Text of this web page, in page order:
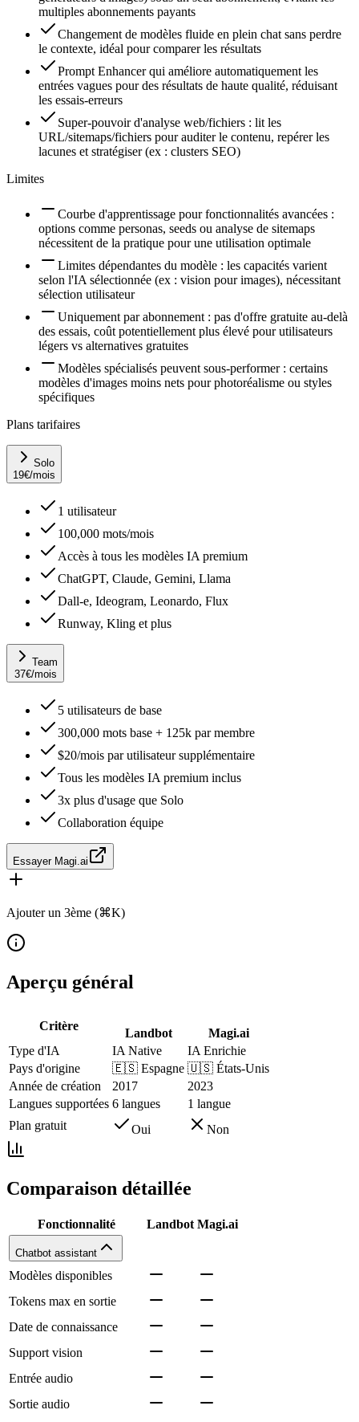
multiples abonnements payants
Changement de modèles fluide en plein chat sans perdre
le contexte, idéal pour comparer les résultats
Prompt Enhancer qui améliore automatiquement les
entrées vagues pour des résultats de haute qualité, réduisant
les essais-erreurs
Super-pouvoir d'analyse web/fichiers : lit les
URL/sitemaps/fichiers pour auditer le contenu, repérer les
lacunes et stratégiser (ex : clusters SEO)
Limites
Courbe d'apprentissage pour fonctionnalités avancées :
options comme personas, seeds ou analyse de sitemaps
nécessitent de la pratique pour une utilisation optimale
Limites dépendantes du modèle : les capacités varient
selon l'IA sélectionnée (ex : vision pour images), nécessitant
sélection utilisateur
Uniquement par abonnement : pas d'offre gratuite au-delà
des essais, coût potentiellement plus élevé pour utilisateurs
légers vs alternatives gratuites
Modèles spécialisés peuvent sous-performer : certains
modèles d'images moins nets pour photoréalisme ou styles
spécifiques
Plans tarifaires
Solo
19€/mois
1 utilisateur
100,000 mots/mois
Accès à tous les modèles IA premium
ChatGPT, Claude, Gemini, Llama
Dall-e, Ideogram, Leonardo, Flux
Runway, Kling et plus
Team
37€/mois
5 utilisateurs de base
300,000 mots base + 125k par membre
$20/mois par utilisateur supplémentaire
Tous les modèles IA premium inclus
3x plus d'usage que Solo
Collaboration équipe
Essayer Magi.ai
Ajouter un 3ème (⌘K)
Aperçu général
Critère
Landbot
Magi.ai
Type d'IA
IA Native
IA Enrichie
Pays d'origine
🇪🇸 Espagne 🇺🇸 États-Unis
Année de création
2017
2023
Langues supportées 6 langues
1 langue
Plan gratuit
Oui Non
Comparaison détaillée
Fonctionnalité Landbot Magi.ai
Chatbot assistant
Modèles disponibles
Tokens max en sortie
Date de connaissance
Support vision
Entrée audio
Sortie audio